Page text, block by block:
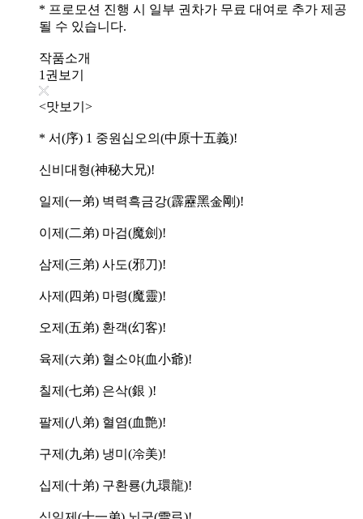
* 프로모션 진행 시 일부 권차가 무료 대여로 추가 제공
될 수 있습니다.
작품소개
1권보기
<맛보기>
* 서(序) 1 중원십오의(中原十五義)!
신비대형(神秘大兄)!
일제(一弟) 벽력흑금강(霹靂黑金剛)!
이제(二弟) 마검(魔劍)!
삼제(三弟) 사도(邪刀)!
사제(四弟) 마령(魔靈)!
오제(五弟) 환객(幻客)!
육제(六弟) 혈소야(血小爺)!
칠제(七弟) 은삭(銀 )!
팔제(八弟) 혈염(血艶)!
구제(九弟) 냉미(冷美)!
십제(十弟) 구환룡(九環龍)!